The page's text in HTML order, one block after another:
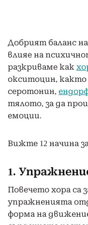
Добрият баланс
влияе на
разкриваме как
окситоцин,
серотонин,
тялото, за да
емоции.
Вижте 12 начина
1.
Повечето хора са
упражненията
форма на